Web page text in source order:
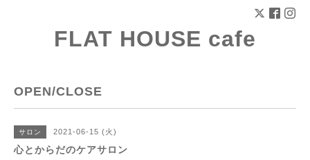
FLAT HOUSE cafe
OPEN/CLOSE
サロン 2021-06-15 (火)
心とからだのケアサロン